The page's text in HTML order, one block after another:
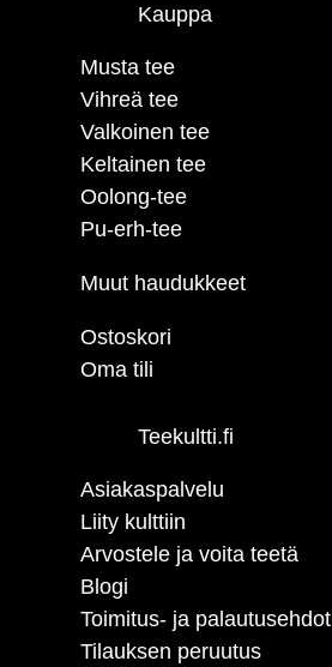
Kauppa
Musta tee
Vihreä tee
Valkoinen tee
Keltainen tee
Oolong-tee
Pu-erh-tee
Muut haudukkeet
Ostoskori
Oma tili
Teekultti.fi
Asiakaspalvelu
Liity kulttiin
Arvostele ja voita teetä
Blogi
Toimitus- ja palautusehdot
Tilauksen peruutus